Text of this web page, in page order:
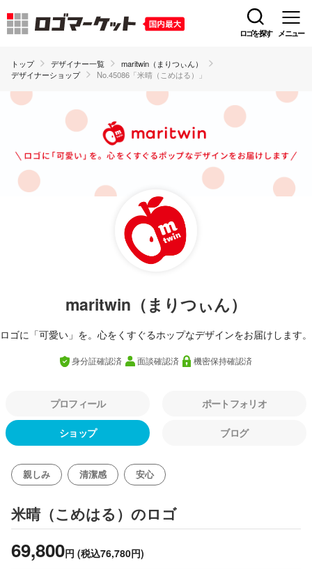
ロゴを探す メニュー
トップ デザイナー一覧
maritwin（まりつぃん）
デザイナーショップ
No.45086「米晴（こめはる）」
maritwin（まりつぃん）
ロゴに「可愛い」を。心をくすぐるホップなデザインをお届けします。
身分証確認済 面談確認済 機密保持確認済
プロフィール ポートフォリオ
ショップ ブログ
親しみ 清潔感 安心
米晴（こめはる） のロゴ
69,800円 (税込76,780円)